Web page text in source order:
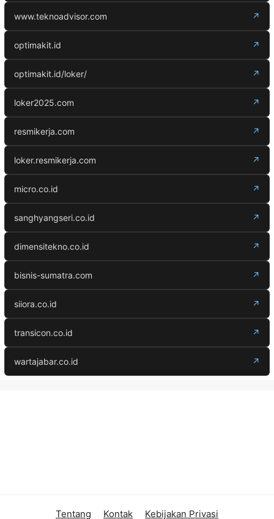
www.teknoadvisor.com ↗
optimakit.id ↗
optimakit.id/loker/ ↗
loker2025.com ↗
resmikerja.com ↗
loker.resmikerja.com ↗
micro.co.id ↗
sanghyangseri.co.id ↗
dimensitekno.co.id ↗
bisnis-sumatra.com ↗
siiora.co.id ↗
transicon.co.id ↗
wartajabar.co.id ↗
Tentang Kontak Kebijakan Privasi